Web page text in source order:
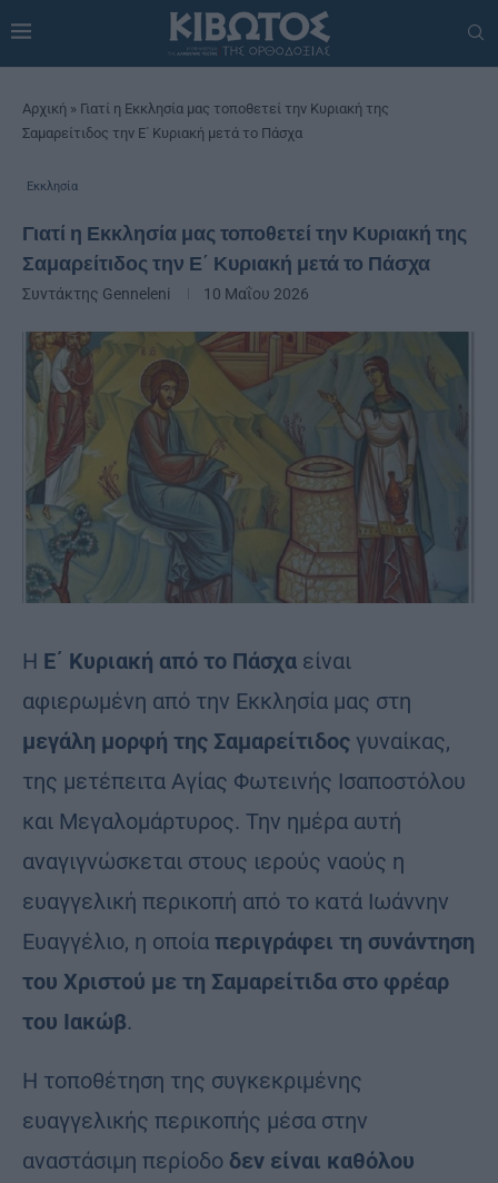
Αρχική » Γιατί η Εκκλησία μας τοποθετεί την Κυριακή της
Σαμαρείτιδος την Ε΄ Κυριακή μετά το Πάσχα
Εκκλησία
Γιατί η Εκκλησία μας τοποθετεί την Κυριακή της
Σαμαρείτιδος την Ε΄ Κυριακή μετά το Πάσχα
Συντάκτης Genneleni 10 Μαΐου 2026
Η Ε΄ Κυριακή από το Πάσχα είναι
αφιερωμένη από την Εκκλησία μας στη
μεγάλη μορφή της Σαμαρείτιδος γυναίκας,
της μετέπειτα Αγίας Φωτεινής Ισαποστόλου
και Μεγαλομάρτυρος. Την ημέρα αυτή
αναγιγνώσκεται στους ιερούς ναούς η
ευαγγελική περικοπή από το κατά Ιωάννην
Ευαγγέλιο, η οποία περιγράφει τη συνάντηση
του Χριστού με τη Σαμαρείτιδα στο φρέαρ
του Ιακώβ.
Η τοποθέτηση της συγκεκριμένης
ευαγγελικής περικοπής μέσα στην
αναστάσιμη περίοδο δεν είναι καθόλου